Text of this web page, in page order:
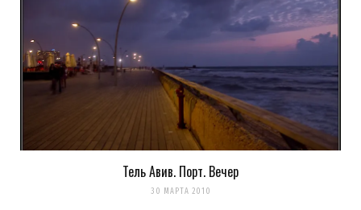
Уведомить меня о новых комментариях по email.
Уведомлять меня о новых записях почтой.
Оповещать о новых
подписаться на комментарии
Тель Авив. Порт. Вечер
30 МАРТА 2010